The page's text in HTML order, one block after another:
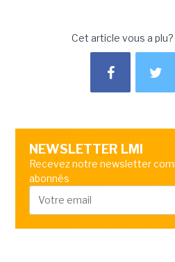
Cet article vous a plu?
NEWSLETTER LMI
Recevez notre newsletter
abonnés